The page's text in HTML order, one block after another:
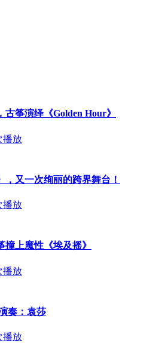
筝演绎《Golden Hour》
播放
，又一次绚丽的跨界舞台！
播放
上魔性《埃及摇》
播放
奏：袁莎
播放